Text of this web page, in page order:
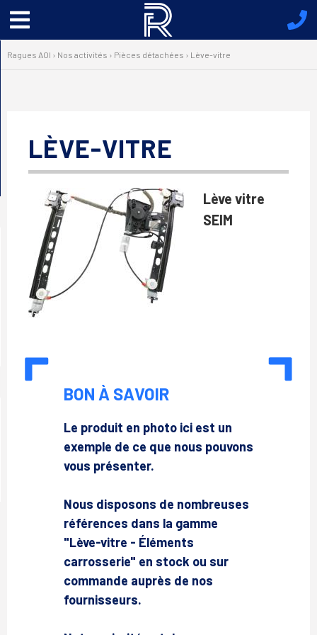
Menu
principal
Ragues AOI › Nos activités › Pièces détachées › Lève-vitre
LÈVE-VITRE
Lève vitre
SEIM
BON À SAVOIR
Le produit en photo ici est un
exemple de ce que nous pouvons
vous présenter.
Nous disposons de nombreuses
références dans la gamme
"Lève-vitre - Éléments
carrosserie" en stock ou sur
commande auprès de nos
fournisseurs.